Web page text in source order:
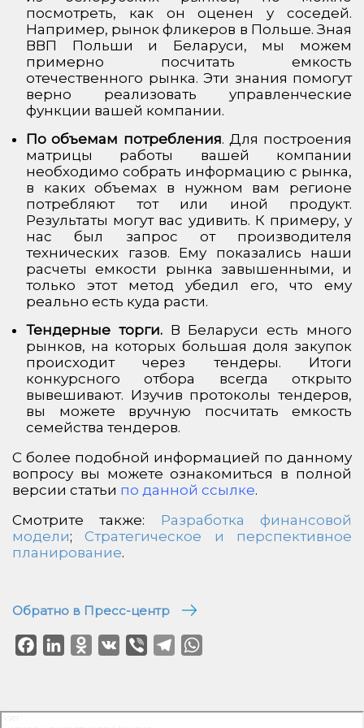
посмотреть, как он оценен у соседей.
Например, рынок фликеров в Польше. Зная
ВВП Польши и Беларуси, мы можем
примерно посчитать емкость
отечественного рынка. Эти знания помогут
верно реализовать управленческие
функции вашей компании.
По объемам потребления. Для построения
матрицы работы вашей компании
необходимо собрать информацию с рынка,
в каких объемах в нужном вам регионе
потребляют тот или иной продукт.
Результаты могут вас удивить. К примеру, у
нас был запрос от производителя
технических газов. Ему показались наши
расчеты емкости рынка завышенными, и
только этот метод убедил его, что ему
реально есть куда расти.
Тендерные торги.В Беларуси есть много
рынков, на которых большая доля закупок
происходит через тендеры. Итоги
конкурсного отбора всегда открыто
вывешивают. Изучив протоколы тендеров,
вы можете вручную посчитать емкость
семейства тендеров.
С более подобной информацией по данному
вопросу вы можете ознакомиться в полной
версии статьи по данной ссылке.
Смотрите также: Разработка финансовой
модели;Стратегическое и перспективное
планирование.
Обратно в Пресс-центр
FacebookLinkedInOdnoklassniki
VK Viber Telegram